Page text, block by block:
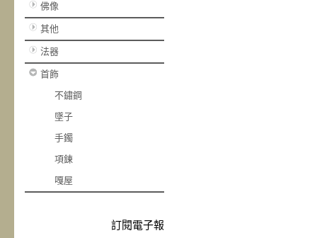
佛像
其他
法器
首飾
不鏽鋼
墜子
手鐲
項鍊
嘎屋
訂閱電子報